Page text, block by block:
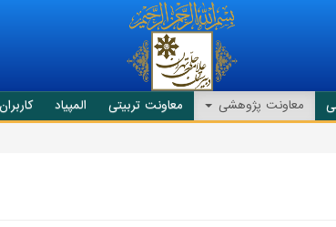
معاونت پژوهشی معاونت تربیتی المپیاد کاربران